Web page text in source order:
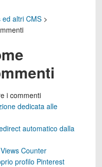
altri CMS>
i commenti
dedicata alle
automatico dalla
Counter
profilo Pinterest